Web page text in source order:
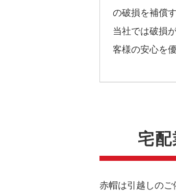
の破損を補償
当社では破損
客様の安心を
宅
赤帽は引越しの